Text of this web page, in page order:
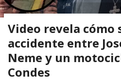
Video revela cómo
accidente entre
Neme y un
Condes